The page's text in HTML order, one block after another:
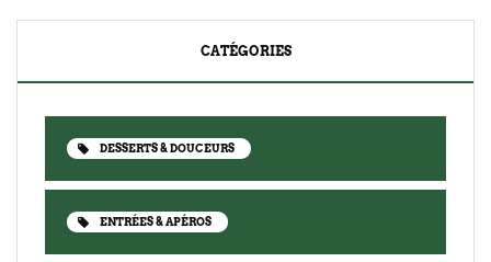
CATÉGORIES
DESSERTS & DOUCEURS
ENTRÉES & APÉROS